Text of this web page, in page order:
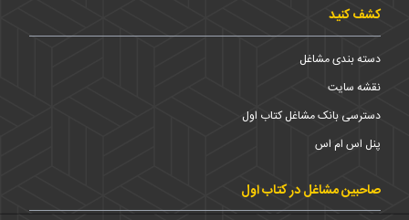
کشف کنید
دسته بندی مشاغل
نقشه سایت
دسترسی بانک مشاغل کتاب اول
پنل اس ام اس
صاحبین مشاغل در کتاب اول